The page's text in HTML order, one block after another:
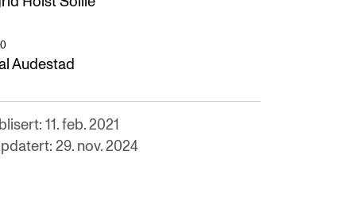
Audestad
11. feb. 2021
29. nov. 2024